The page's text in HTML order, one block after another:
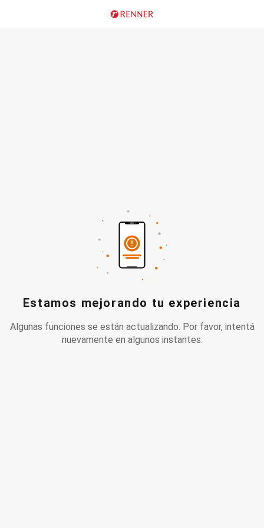
Estamos mejorando tu experiencia
Algunas funciones se están actualizando. Por favor, intentá
nuevamente en algunos instantes.